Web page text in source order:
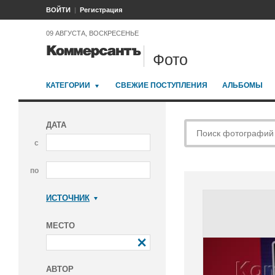
ВОЙТИ Регистрация
09 АВГУСТА, ВОСКРЕСЕНЬЕ
Фото
КАТЕГОРИИ СВЕЖИЕ ПОСТУПЛЕНИЯ АЛЬБОМЫ
ДАТА
с
по
ИСТОЧНИК
МЕСТО
АВТОР